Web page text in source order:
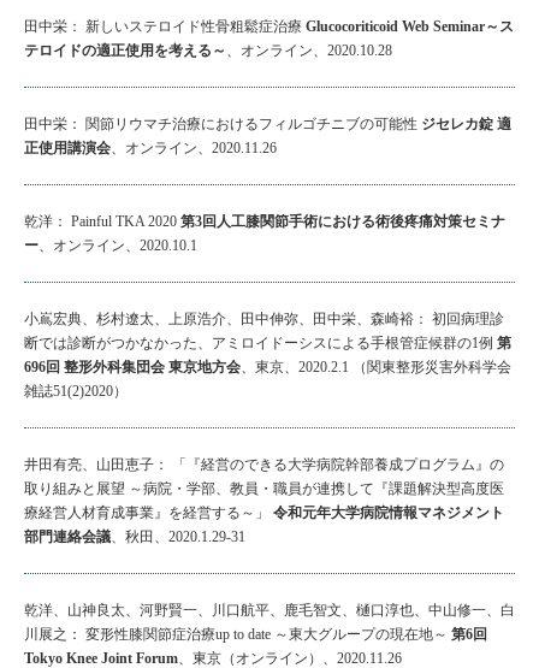
田中栄： 新しいステロイド性骨粗鬆症治療 Glucocoriticoid Web Seminar～ス
テロイドの適正使用を考える～ 、オンライン、2020.10.28
田中栄： 関節リウマチ治療におけるフィルゴチニブの可能性 ジセレカ錠 適
正使用講演会、オンライン、2020.11.26
乾洋： Painful TKA 2020 第3回人工膝関節手術における術後疼痛対策セミナ
ー、オンライン、2020.10.1
小嶌宏典、杉村遼太、上原浩介、田中伸弥、田中栄、森崎裕： 初回病理診
断では診断がつかなかった、アミロイドーシスによる手根管症候群の1例 第
696回 整形外科集団会 東京地方会、東京、2020.2.1 （関東整形災害外科学会
雑誌51(2)2020）
井田有亮、山田恵子： 「『経営のできる大学病院幹部養成プログラム』の
取り組みと展望 ～病院・学部、教員・職員が連携して『課題解決型高度医
療経営人材育成事業』を経営する～」 令和元年大学病院情報マネジメント
部門連絡会議、秋田、2020.1.29-31
乾洋、山神良太、河野賢一、川口航平、鹿毛智文、樋口淳也、中山修一、白
川展之： 変形性膝関節症治療up to date ～東大グループの現在地～ 第6回
Tokyo Knee Joint Forum、東京（オンライン）、2020.11.26